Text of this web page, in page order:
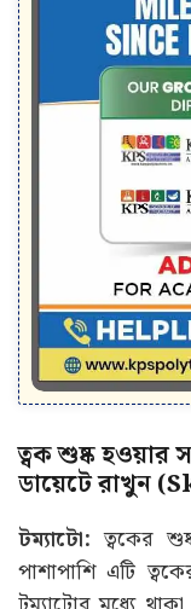
ত্বক শুষ্ক হওয়ার
ডায়েটে রাখুন
টম্যাটো: ত্বকের
পাশাপাশি এটি